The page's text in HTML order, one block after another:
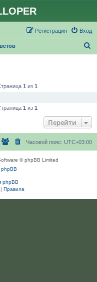
Вход
Регистрация
1 из 1
1 из 1
Перейти
Часовой пояс: UTC+03:00
© phpBB Limited
phpBB
phpBB
Правила